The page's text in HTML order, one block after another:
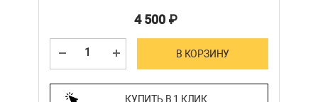
4 500₽
В КОРЗИНУ
КУПИТЬ В 1 КЛИК